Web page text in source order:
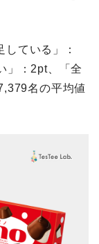
ている」：
」：2pt、「全
名の平均値